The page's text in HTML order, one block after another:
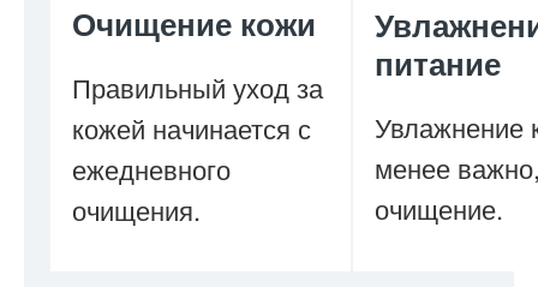
Очищение кожи
Правильный уход за
кожей начинается с
ежедневного
очищения.
питание
Увлажнение
менее
очищение.